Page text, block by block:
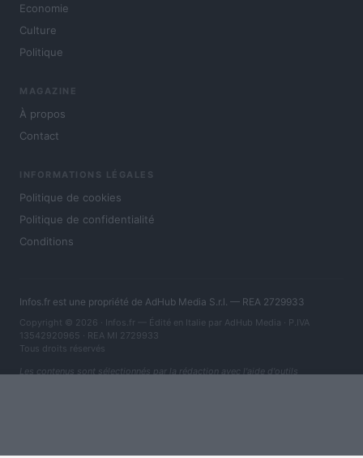
Economie
Culture
Politique
MAGAZINE
À propos
Contact
INFORMATIONS LÉGALES
Politique de cookies
Politique de confidentialité
Conditions
Infos.fr est une propriété de AdHub Media S.r.l. — REA 2729933
Copyright © 2026 · Infos.fr — Édité en Italie par AdHub Media · P.IVA
13542920965 · REA MI 2729933
Tous droits réservés
Les contenus sont sélectionnés par la rédaction avec l'aide d'outils